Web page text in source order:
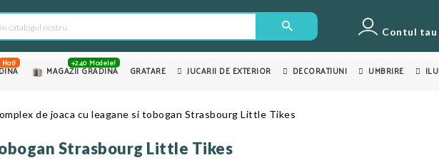
Contul tau
Hot!
MAGAZII GRADINA
+240 Modele!
GRATARE JUCARII DE EXTERIOR DECORATIUNI UMBRIRE
de joaca cu leagane si tobogan Strasbourg Little Tikes
Strasbourg Little Tikes